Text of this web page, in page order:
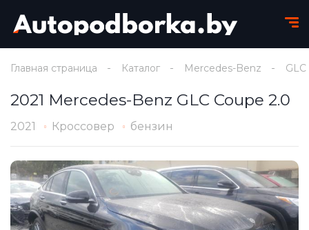
Главная страница Каталог Mercedes-Benz
2021 Mercedes-Benz GLC Coupe 2.0
2021 Кроссовер бензин